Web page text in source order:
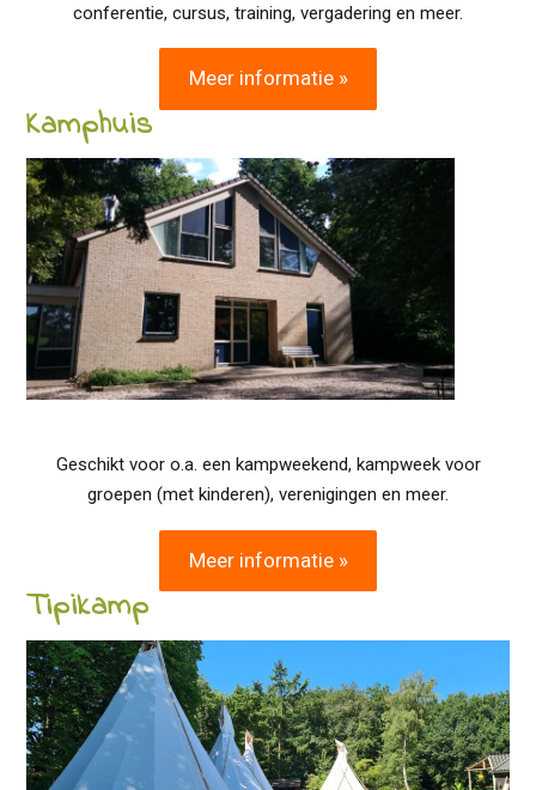
conferentie, cursus, training, vergadering en meer.
Meer informatie »
Kamphuis
Geschikt voor o.a. een kampweekend, kampweek voor
groepen (met kinderen), verenigingen en meer.
Meer informatie »
Tipikamp